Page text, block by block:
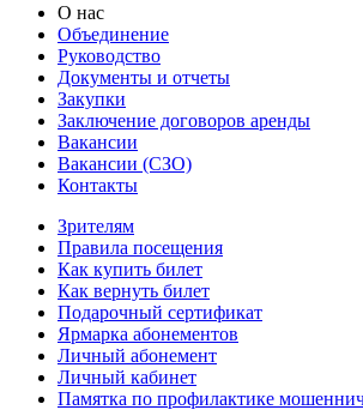
О нас
Объединение
Руководство
Документы и отчеты
Закупки
Заключение договоров аренды
Вакансии
Вакансии (СЗО)
Контакты
Зрителям
Правила посещения
Как купить билет
Как вернуть билет
Подарочный сертификат
Ярмарка абонементов
Личный абонемент
Личный кабинет
Памятка по профилактике